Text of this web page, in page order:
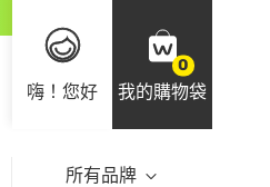
嗨！您好
0
我的購物袋
所有品牌